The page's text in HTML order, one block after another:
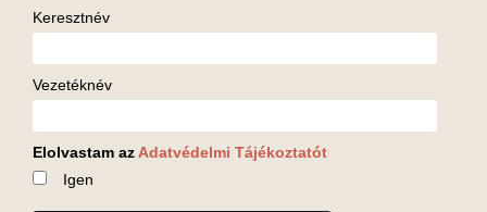
Keresztnév
Vezetéknév
Elolvastam az Adatvédelmi Tájékoztatót
Igen